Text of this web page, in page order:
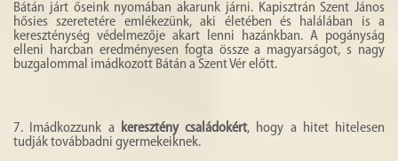
Bátán járt őseink nyomában akarunk járni. Kapisztrán Szent János
hősies szeretetére emlékezünk, aki életében és halálában is a
kereszténység védelmezője akart lenni hazánkban. A pogányság
elleni harcban eredményesen fogta össze a magyarságot, s nagy
buzgalommal imádkozott Bátán a Szent Vér előtt.
7. Imádkozzunk a keresztény családokért, hogy a hitet hitelesen
tudják továbbadni gyermekeiknek.